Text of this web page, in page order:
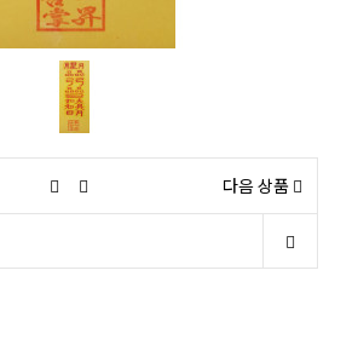
다음 상품